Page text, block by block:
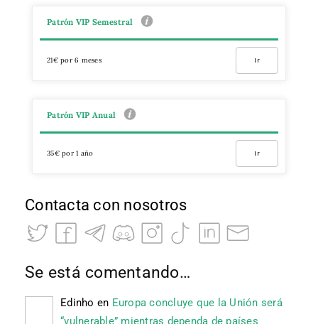
Patrón VIP Semestral
21€ por 6 meses Ir
Patrón VIP Anual
35€ por 1 año Ir
Contacta con nosotros
Se está comentando…
Edinho en Europa concluye que la Unión será
“vulnerable” mientras dependa de países